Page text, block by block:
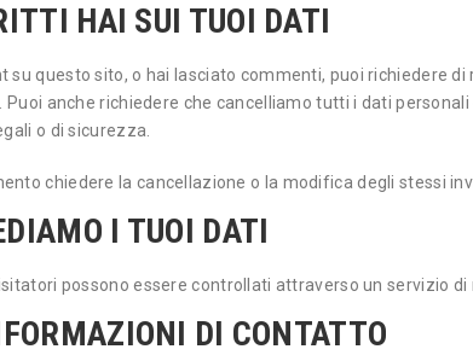
HAI SUI TUOI DATI
su questo sito, o hai lasciato commenti, puoi richiedere
Puoi anche richiedere che cancelliamo tutti i dati
o di sicurezza.
chiedere la cancellazione o la modifica degli stessi
I TUOI DATI
possono essere controllati attraverso un servizio
DI CONTATTO